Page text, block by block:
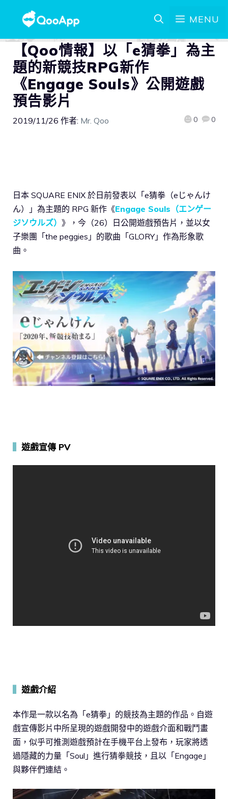
MENU
【Qoo情報】以「e猜拳」為主
題的新競技RPG新作
《Engage Souls》公開遊戲
預告影片
2019/11/26 作者: Mr. Qoo 0 0
日本 SQUARE ENIX 於日前發表以「e猜拳（eじゃんけ
ん）」為主題的 RPG 新作《Engage Souls（エンゲー
ジソウルズ） 》，今（26）日公開遊戲預告片，並以女
子樂團「the peggies」的歌曲「GLORY」作為形象歌
曲。
遊戲宣傳 PV
遊戲介紹
本作是一款以名為「e猜拳」的競技為主題的作品。自遊
戲宣傳影片中所呈現的遊戲開發中的遊戲介面和戰鬥畫
面，似乎可推測遊戲預計在手機平台上發布，玩家將透
過隱藏的力量「Soul」進行猜拳競技，且以「Engage」
與夥伴們連結。